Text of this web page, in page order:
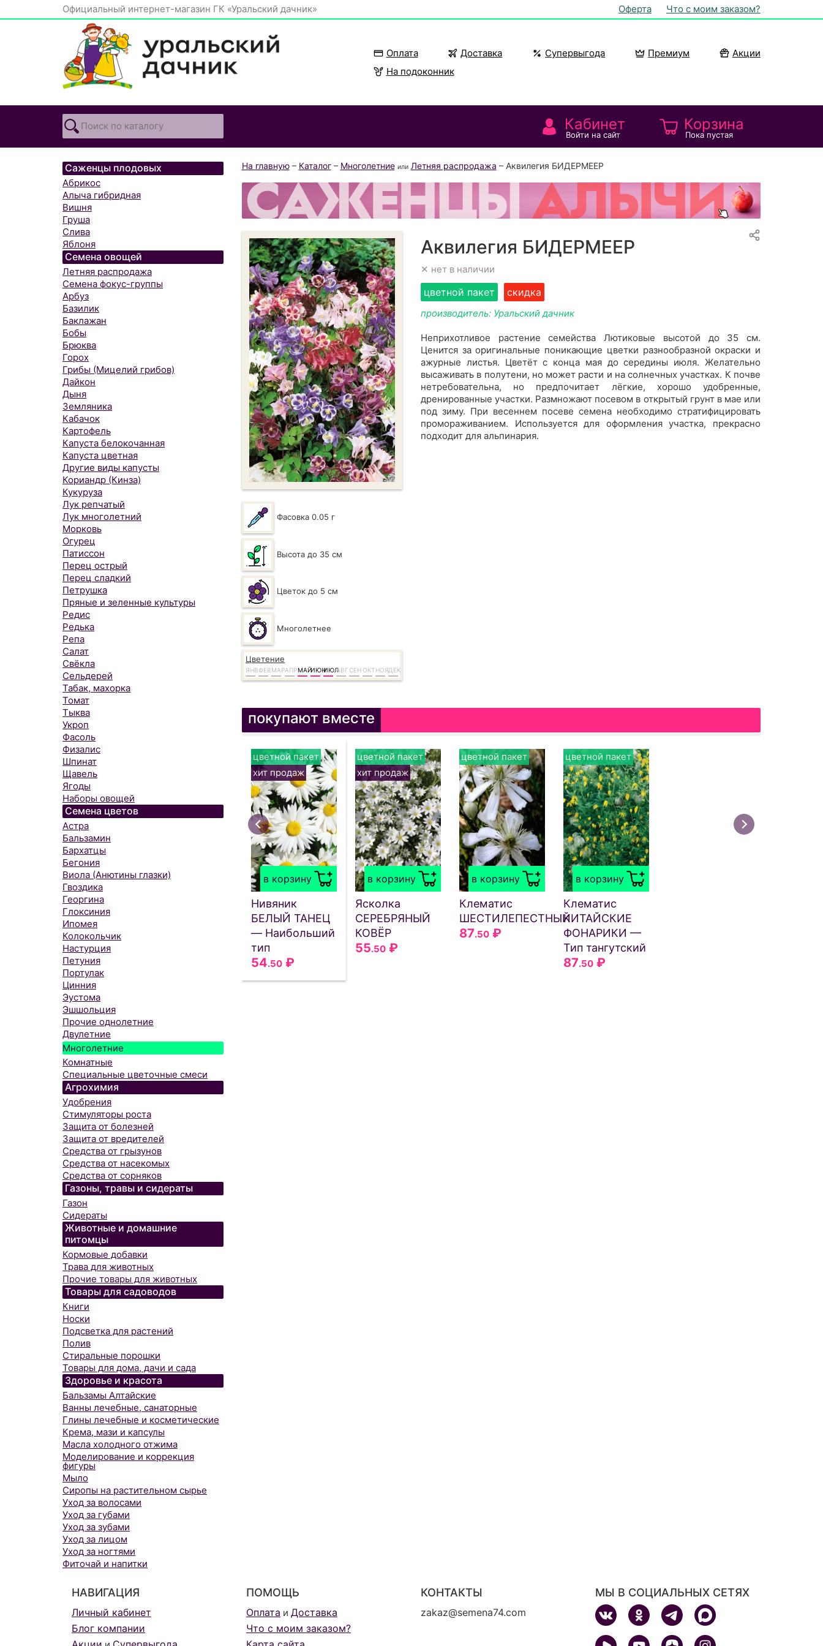
Официальный интернет-магазин ГК «Уральский дачник» Оферта Что с моим заказом?
Оплата Доставка Супервыгода Премиум
Акции
На подоконник
Кабинет
Войти на сайт
Корзина
Пока пустая
Саженцы плодовых
Абрикос
Алыча гибридная
Вишня
Груша
Слива
Яблоня
Семена овощей
Летняя распродажа
Семена фокус-группы
Арбуз
Базилик
Баклажан
Бобы
Брюква
Горох
Грибы (Мицелий грибов)
Дайкон
Дыня
Земляника
Кабачок
Картофель
Капуста белокочанная
Капуста цветная
Другие виды капусты
Кориандр (Кинза)
Кукуруза
Лук репчатый
Лук многолетний
Морковь
Огурец
Патиссон
Перец острый
Перец сладкий
Петрушка
Пряные и зеленные культуры
Редис
Редька
Репа
Салат
Свёкла
Сельдерей
Табак, махорка
Томат
Тыква
Укроп
Фасоль
Физалис
Шпинат
Щавель
Ягоды
Наборы овощей
Семена цветов
Астра
Бальзамин
Бархатцы
Бегония
Виола (Анютины глазки)
Гвоздика
Георгина
Глоксиния
Ипомея
Колокольчик
Настурция
Петуния
Портулак
Цинния
Эустома
Эшшольция
Прочие однолетние
Двулетние
Многолетние
Комнатные
Специальные цветочные смеси
Агрохимия
Удобрения
Стимуляторы роста
Защита от болезней
Защита от вредителей
Средства от грызунов
Средства от насекомых
Средства от сорняков
Газоны, травы и сидераты
Газон
Сидераты
Животные и домашние
питомцы
Кормовые добавки
Трава для животных
Прочие товары для животных
Товары для садоводов
Книги
Носки
Подсветка для растений
Полив
Стиральные порошки
Товары для дома, дачи и сада
Здоровье и красота
Бальзамы Алтайские
Ванны лечебные, санаторные
Глины лечебные и косметические
Крема, мази и капсулы
Масла холодного отжима
Моделирование и коррекция
фигуры
Мыло
Сиропы на растительном сырье
Уход за волосами
Уход за губами
Уход за зубами
Уход за лицом
Уход за ногтями
Фиточай и напитки
На главную– Каталог– Многолетние или Летняя распродажа – Аквилегия БИДЕРМЕЕР
Фасовка 0.05 г
Высота до 35 см
Цветок до 5 см
Многолетнее
Цветение
ЯНВФЕВМАРАПРМАЙИЮНИЮЛАВГ СЕНОКТ НОЯДЕК
Аквилегия БИДЕРМЕЕР
✕ нет в наличии
цветной пакет скидка
производитель: Уральский дачник
Неприхотливое растение семейства Лютиковые высотой до 35 см.
Ценится за оригинальные поникающие цветки разнообразной окраски и
ажурные листья. Цветёт с конца мая до середины июля. Желательно
высаживать в полутени, но может расти и на солнечных участках. К почве
нетребовательна, но предпочитает лёгкие, хорошо удобренные,
дренированные участки. Размножают посевом в открытый грунт в мае или
под зиму. При весеннем посеве семена необходимо стратифицировать
промораживанием. Используется для оформления участка, прекрасно
подходит для альпинария.
покупают вместе
в корзину
цветной пакет
хит продаж
Нивяник
БЕЛЫЙ ТАНЕЦ
— Наибольший
тип
54.50₽
в корзину
цветной пакет
хит продаж
Ясколка
СЕРЕБРЯНЫЙ
КОВЁР
55.50₽
в корзину
цветной пакет
Клематис
ШЕСТИЛЕПЕСТНЫЙ
87.50₽
в корзину
цветной пакет
Клематис
КИТАЙСКИЕ
ФОНАРИКИ —
Тип тангутский
87.50₽
НАВИГАЦИЯ
Личный кабинет
Блог компании
ПОМОЩЬ
Оплата и Доставка
Что с моим заказом?
КОНТАКТЫ
zakaz@semena74.com
МЫ В СОЦИАЛЬНЫХ СЕТЯХ